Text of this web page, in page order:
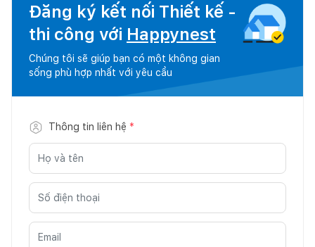
Đăng ký kết nối Thiết kế -
thi công với Happynest
Chúng tôi sẽ giúp bạn có một không gian
sống phù hợp nhất với yêu cầu
Thông tin liên hệ *